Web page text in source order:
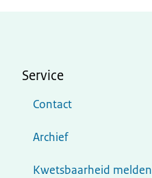
Service
Contact
Archief
Kwetsbaarheid melden